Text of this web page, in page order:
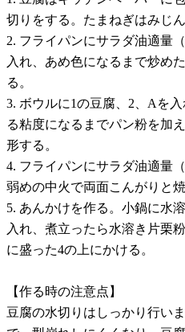
切りをする。たまねぎはみじん
2. フライパンにサラダ油適量
入れ、あめ色になるまで炒め
る。
3. ボウルに1の豆腐、2、Aを
る粘度になるまでパン粉を加
形する。
4. フライパンにサラダ油適量
弱めの中火で両面こんがりと焼
5. あんかけを作る。小鍋に水
入れ、煮立ったら水溶き片栗
に盛った4の上にかける。
【作る時の注意点】
豆腐の水切りはしっかり行い